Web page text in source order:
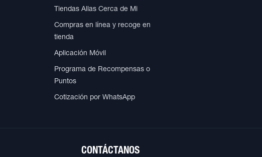
Tiendas Allas Cerca de Mi
Compras en línea y recoge en
tienda
Aplicación Móvil
Programa de Recompensas o
Puntos
Cotización por WhatsApp
CONTÁCTANOS